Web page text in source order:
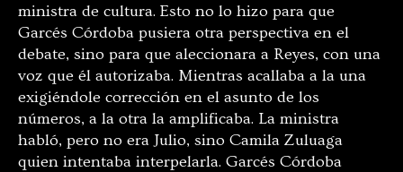
ministra de cultura. Esto no lo hizo para que
Garcés Córdoba pusiera otra perspectiva en el
debate, sino para que aleccionara a Reyes, con una
voz que él autorizaba. Mientras acallaba a la una
exigiéndole corrección en el asunto de los
números, a la otra la amplificaba. La ministra
habló, pero no era Julio, sino Camila Zuluaga
quien intentaba interpelarla. Garcés Córdoba